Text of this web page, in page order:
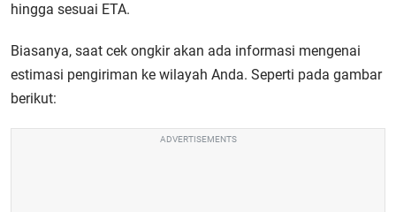
hingga sesuai ETA.
Biasanya, saat cek ongkir akan ada informasi mengenai
estimasi pengiriman ke wilayah Anda. Seperti pada gambar
berikut:
ADVERTISEMENTS